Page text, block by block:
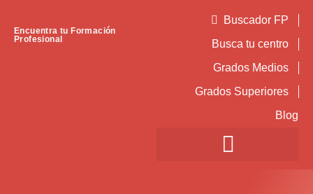
Encuentra tu Formación
Profesional
Buscador FP
Busca tu centro
Grados Medios
Grados Superiores
Blog